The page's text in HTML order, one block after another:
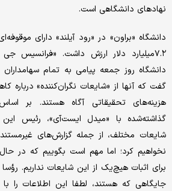
نهادهای دانشگاهی است.
دانشگاه «براون» در «رود آیلند» دارای
۷.۲میلیارد دلار ارزش داشت. «فرانسیس
دانشگاه روز جمعه پیامی به تمام
گفت که آنها از «شایعات نگران‌کننده»
هزینه‌های تحقیقاتی آگاه هستند. بر
گذاشته‌شده با «میدل ایست‌آی»، رئیس این
شایعات مختلف، از جمله گزارش‌های غیرمستند
نخواهیم کرد؛ اما مهم است بگوییم که در
برای اثبات هیچ‌یک از این شایعات نداریم.
جایگاهی که هستند، لطفا این اطلاعات را